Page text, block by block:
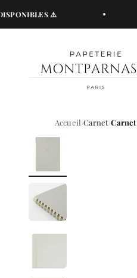
⚠️
Papeterie Montparnasse
Accueil Carnet